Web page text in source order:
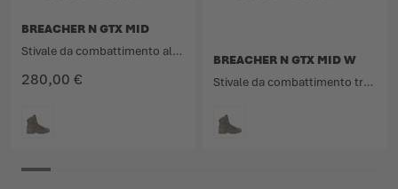
280,00 €
BREACHER N GTX MID
Stivale da combattimento alto alla caviglia, traspirante e impermeabile, in pelle nabuk e tessuto.
BREACHER N GTX MID W
Stivale da combattimento traspirante e impermeabile in pelle nabuk e tessuto.